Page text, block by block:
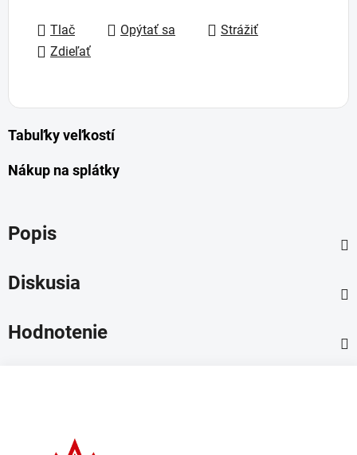
Tlač Opýtať sa
Strážiť
Zdieľať
Tabuľky veľkostí
Nákup na splátky
Popis
Diskusia
Hodnotenie